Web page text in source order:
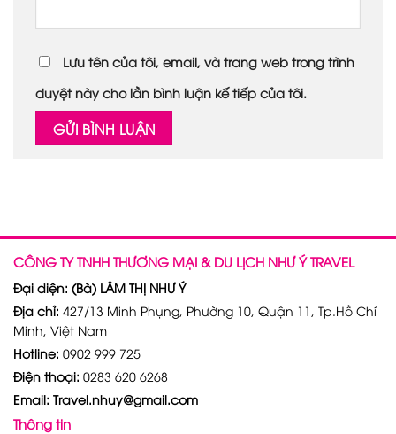
Lưu tên của tôi, email, và trang web trong trình
duyệt này cho lần bình luận kế tiếp của tôi.
CÔNG TY TNHH THƯƠNG MẠI & DU LỊCH NHƯ Ý TRAVEL
Đại diện: (Bà) LÂM THỊ NHƯ Ý
Địa chỉ: 427/13 Minh Phụng, Phường 10, Quận 11, Tp.Hồ Chí
Minh, Việt Nam
Hotline: 0902 999 725
Điện thoại: 0283 620 6268
Email: Travel.nhuy@gmail.com
Thông tin